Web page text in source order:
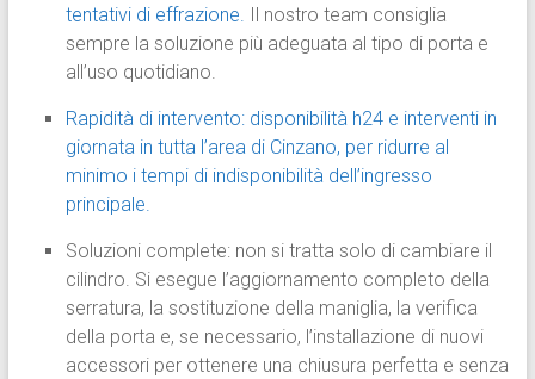
tentativi di effrazione. Il nostro team consiglia
sempre la soluzione più adeguata al tipo di porta e
all’uso quotidiano.
Rapidità di intervento: disponibilità h24 e interventi in
giornata in tutta l’area di Cinzano, per ridurre al
minimo i tempi di indisponibilità dell’ingresso
principale.
Soluzioni complete: non si tratta solo di cambiare il
cilindro. Si esegue l’aggiornamento completo della
serratura, la sostituzione della maniglia, la verifica
della porta e, se necessario, l’installazione di nuovi
accessori per ottenere una chiusura perfetta e senza